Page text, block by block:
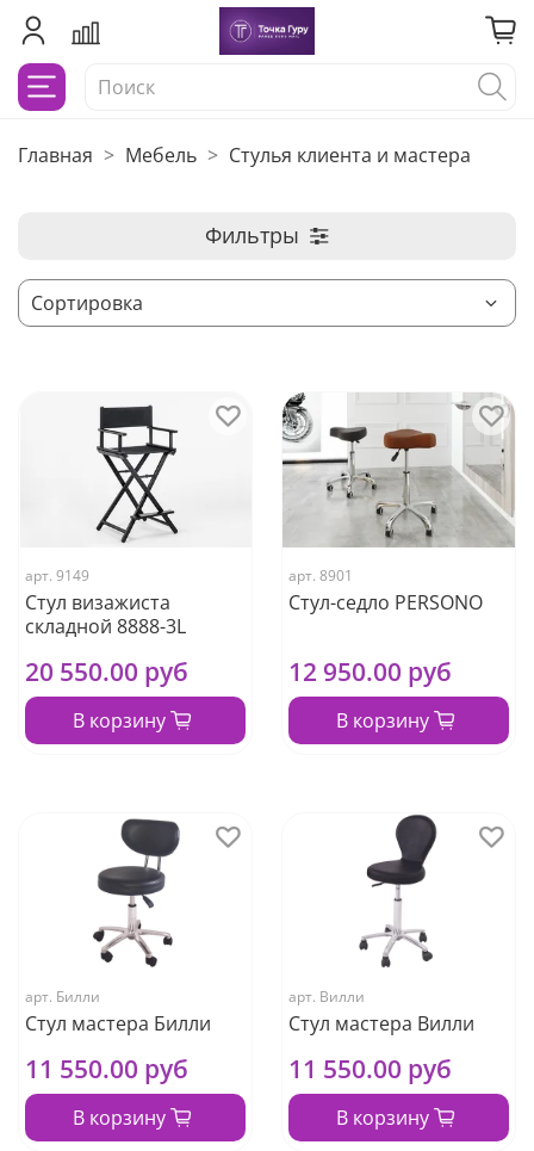
Главная Мебель Стулья клиента и мастера
Фильтры
арт. 9149
Стул визажиста
складной 8888-3L
20 550.00 руб
В корзину
арт. 8901
Стул-седло PERSONO
12 950.00 руб
В корзину
арт. Билли
Стул мастера Билли
11 550.00 руб
В корзину
арт. Вилли
Стул мастера Вилли
11 550.00 руб
В корзину